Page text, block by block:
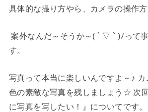
具体的な撮り方やら、カメラの操作方
案外なんだ～そうか～( ´ ▽ ` )ﾉって
す。
写真って本当に楽しいんですよ～♪
色の素敵な写真を残しましょう☆ 次
に写真を写したい！』についてです。